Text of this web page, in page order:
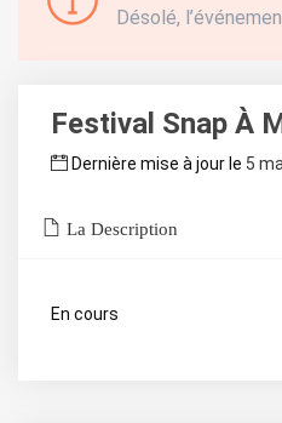
Désolé,
Festival Snap À
Dernière mise à jour le 5
La Description
En cours